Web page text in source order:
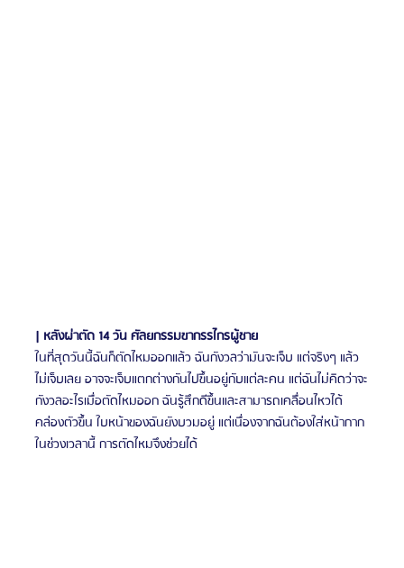
| หลังผ่าตัด 14 วัน ศัลยกรรมขากรรไกรผู้ชาย
ในที่สุดวันนี้ฉันก็ตัดไหมออกแล้ว ฉันกังวลว่ามันจะเจ็บ แต่จริงๆ แล้ว
ไม่เจ็บเลย อาจจะเจ็บแตกต่างกันไปขึ้นอยู่กับแต่ละคน แต่ฉันไม่คิดว่าจะ
กังวลอะไรเมื่อตัดไหมออก ฉันรู้สึกดีขึ้นและสามารถเคลื่อนไหวได้
คล่องตัวขึ้น ใบหน้าของฉันยังบวมอยู่ แต่เนื่องจากฉันต้องใส่หน้ากาก
ในช่วงเวลานี้ การตัดไหมจึงช่วยได้